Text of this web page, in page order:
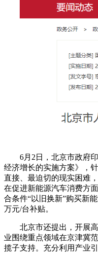
6月2日，北京市政府
经济增长的实施方案》，
直接、最迫切的现实困难
在促进新能源汽车消费方
合条件“以旧换新”购买新
万元/台补贴。
北京市还提出，开展
业围绕重点领域在京津冀
揽子支持。充分利用产业